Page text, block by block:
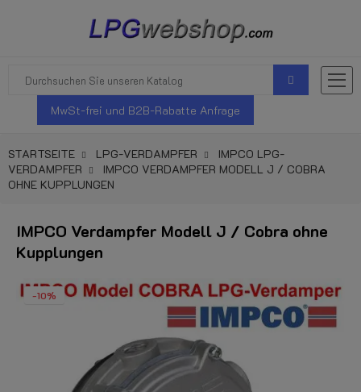
MwSt-frei und B2B-Rabatte Anfrage
STARTSEITE LPG-VERDAMPFER
IMPCO LPG-
VERDAMPFER
IMPCO VERDAMPFER MODELL J / COBRA
OHNE KUPPLUNGEN
IMPCO Verdampfer Modell J / Cobra ohne
Kupplungen
-10%